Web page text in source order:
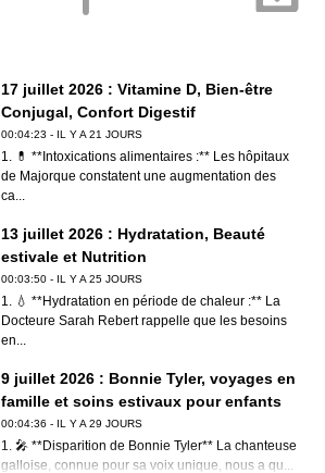
17 juillet 2026 : Vitamine D, Bien-être
Conjugal, Confort Digestif
00:04:23 - IL Y A 21 JOURS
1. 💊 **Intoxications alimentaires :** Les hôpitaux
de Majorque constatent une augmentation des
ca...
13 juillet 2026 : Hydratation, Beauté
estivale et Nutrition
00:03:50 - IL Y A 25 JOURS
1. 💧 **Hydratation en période de chaleur :** La
Docteure Sarah Rebert rappelle que les besoins
en...
9 juillet 2026 : Bonnie Tyler, voyages en
famille et soins estivaux pour enfants
00:04:36 - IL Y A 29 JOURS
1. 🎤 **Disparition de Bonnie Tyler** La chanteuse
galloise, connue pour sa voix unique, nous a qu...